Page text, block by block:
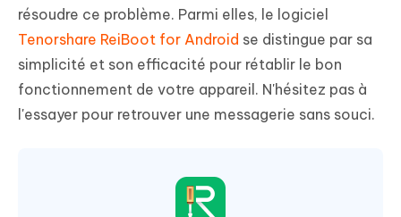
résoudre ce problème. Parmi elles, le logiciel
Tenorshare ReiBoot for Android se distingue par sa
simplicité et son efficacité pour rétablir le bon
fonctionnement de votre appareil. N'hésitez pas à
l'essayer pour retrouver une messagerie sans souci.